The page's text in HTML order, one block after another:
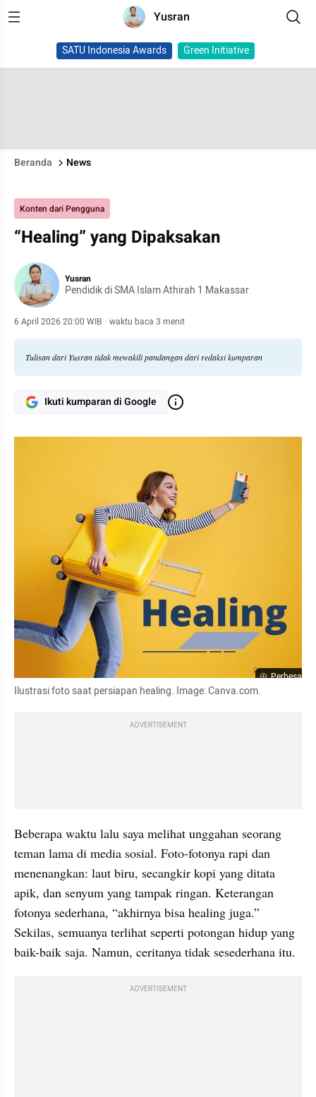
Yusran
SATU Indonesia Awards Green Initiative
Beranda News
Konten dari Pengguna
“Healing” yang Dipaksakan
Yusran
Pendidik di SMA Islam Athirah 1 Makassar
6 April 2026 20:00 WIB · waktu baca 3 menit
Tulisan dari Yusran tidak mewakili pandangan dari redaksi kumparan
Ikuti kumparan di Google
Perbesar
Ilustrasi foto saat persiapan healing. Image: Canva.com.
ADVERTISEMENT
Beberapa waktu lalu saya melihat unggahan seorang
teman lama di media sosial. Foto-fotonya rapi dan
menenangkan: laut biru, secangkir kopi yang ditata
apik, dan senyum yang tampak ringan. Keterangan
fotonya sederhana, “akhirnya bisa healing juga.”
Sekilas, semuanya terlihat seperti potongan hidup yang
baik-baik saja. Namun, ceritanya tidak sesederhana itu.
ADVERTISEMENT